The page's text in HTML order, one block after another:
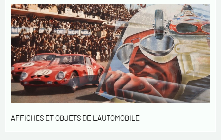
AFFICHES ET OBJETS DE L'AUTOMOBILE